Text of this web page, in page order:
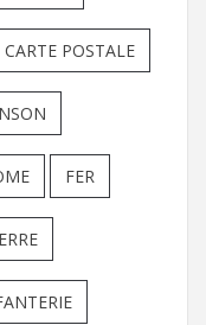
CARTE POSTALE
FER